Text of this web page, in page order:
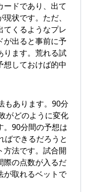
ードであり、出て
状です。ただ、
てくるようなプレ
が出ると事前に予
ります。荒れる試
想しておけば的中
もあります。90分
がどのように変化
。90分間の予想は
ばできるだろうと
方法です。試合開
際の点数が入るだ
が取れるベットで